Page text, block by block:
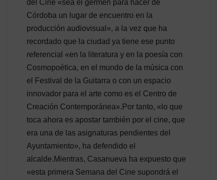
del Cine «sea el germen para hacer de
Córdoba un lugar de encuentro en la
producción audiovisual», a la vez que ha
recordado que la ciudad ya tiene ese punto
referencial «en la literatura y en la poesía con
Cosmopoética, en el mundo de la música con
el Festival de la Guitarra o con un espacio
innovador para el arte como es el Centro de
Creación Contemporánea».Por tanto, «lo que
toca ahora es apostar también por el cine, que
era una de las asignaturas pendientes del
Ayuntamiento», ha defendido el
alcalde.Mientras, Casanueva ha expuesto que
«esta primera Semana del Cine supondrá el